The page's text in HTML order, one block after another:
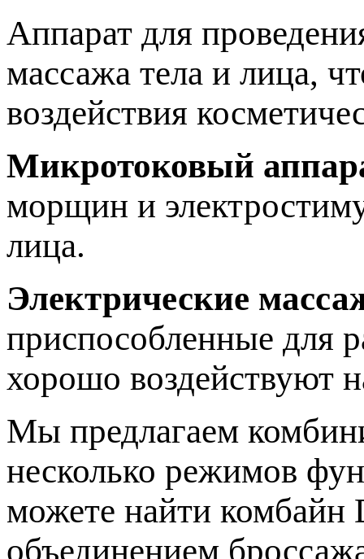
Аппарат для
массажа тела и лица,
воздействия
Микротоковый
морщин и
лица.
Электрические
приспособленные для
хорошо воздействуют
Мы предлагаем
несколько режимов
можете найти комбайн
объединением